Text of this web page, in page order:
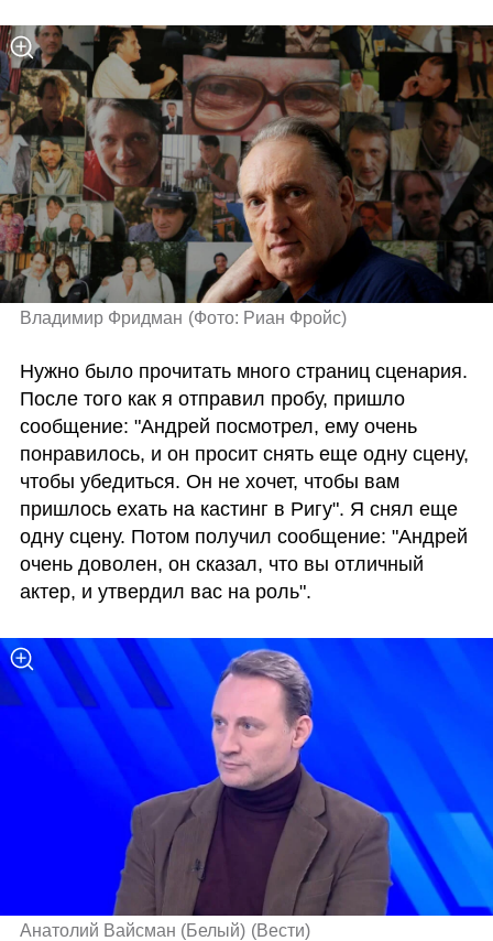
Владимир Фридман (Фото: Риан Фройс)
Нужно было прочитать много страниц сценария.
После того как я отправил пробу, пришло
сообщение: "Андрей посмотрел, ему очень
понравилось, и он просит снять еще одну сцену,
чтобы убедиться. Он не хочет, чтобы вам
пришлось ехать на кастинг в Ригу". Я снял еще
одну сцену. Потом получил сообщение: "Андрей
очень доволен, он сказал, что вы отличный
актер, и утвердил вас на роль".
Анатолий Вайсман (Белый) (Вести)